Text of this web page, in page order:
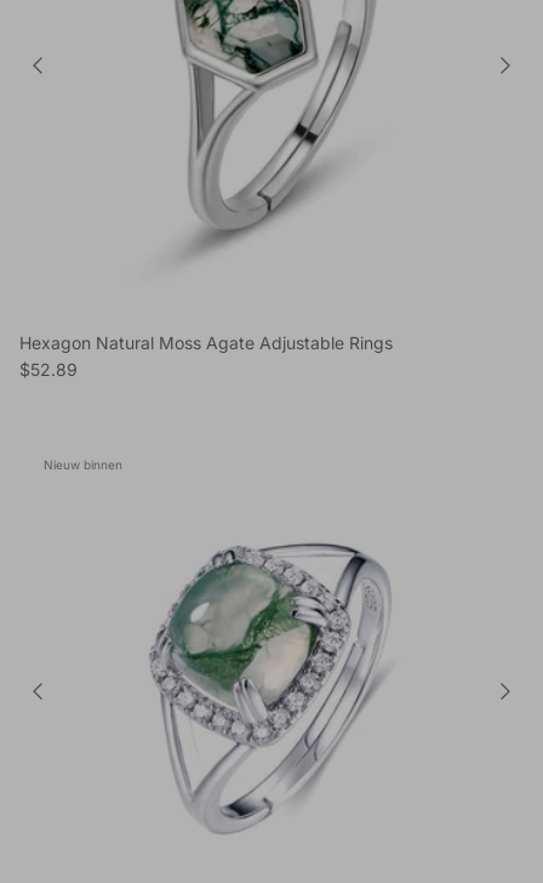
Hexagon Natural Moss Agate Adjustable Rings
Reguliere prijs
$52.89
Nieuw binnen